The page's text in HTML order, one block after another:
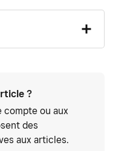
?
ou aux
des
aux articles.